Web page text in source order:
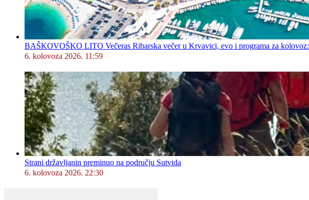
BAŠKOVOŠKO LITO Večeras Ribarska večer u Krvavici, evo i programa za kolovoz:
6. kolovoza 2026. 11:59
Strani državljanin preminuo na području Sutvida
6. kolovoza 2026. 22:30